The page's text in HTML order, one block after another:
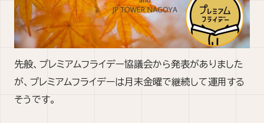
先般、プレミアムフライデー協議会から発表がありました
が、プレミアムフライデーは月末金曜で継続して運用する
そうです。